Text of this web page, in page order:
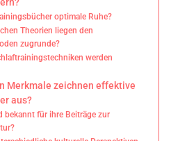
optimale Ruhe?
Theorien liegen den
zugrunde?
werden
Merkmale zeichnen effektive
aus?
bekannt für ihre Beiträge zur